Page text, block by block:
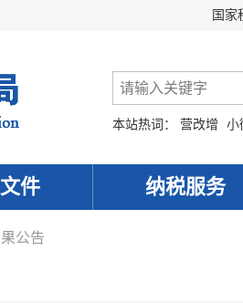
国家
本站热词： 营改增 小
件 纳税服务
公告